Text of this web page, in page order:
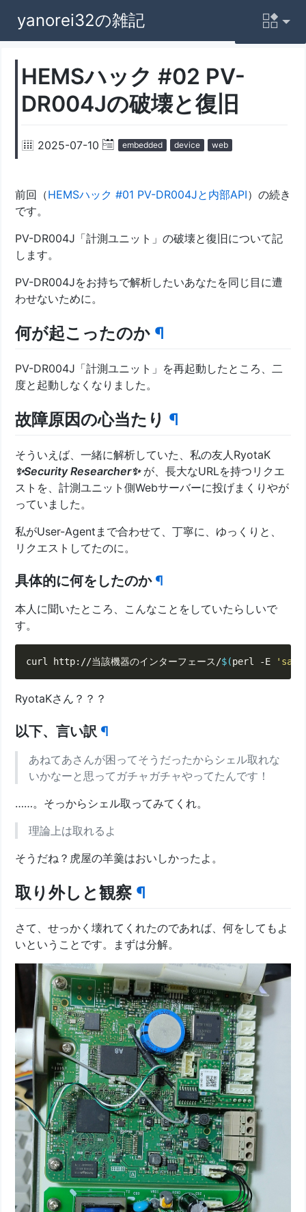
yanorei32の雑記
HEMSハック #02 PV-
DR004Jの破壊と復旧
2025-07-10 embedded device web
前回（HEMSハック #01 PV-DR004Jと内部API）の続き
です。
PV-DR004J「計測ユニット」の破壊と復旧について記
します。
PV-DR004Jをお持ちで解析したいあなたを同じ目に遭
わせないために。
何が起こったのか ¶
PV-DR004J「計測ユニット」を再起動したところ、二
度と起動しなくなりました。
故障原因の心当たり ¶
そういえば、一緒に解析していた、私の友人RyotaK
✨️Security Researcher✨️が、長大なURLを持つリクエ
ストを、計測ユニット側Webサーバーに投げまくりやが
っていました。
私がUser-Agentまで合わせて、丁寧に、ゆっくりと、
リクエストしてたのに。
具体的に何をしたのか ¶
本人に聞いたところ、こんなことをしていたらしいで
す。
curl http://当該機器のインターフェース/$(perl -E 'say
RyotaKさん？？？
以下、言い訳 ¶
あねてあさんが困ってそうだったからシェル取れな
いかなーと思ってガチャガチャやってたんです！
……。そっからシェル取ってみてくれ。
理論上は取れるよ
そうだね？虎屋の羊羹はおいしかったよ。
取り外しと観察 ¶
さて、せっかく壊れてくれたのであれば、何をしてもよ
いということです。まずは分解。